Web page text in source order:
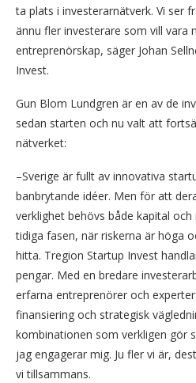
ta plats i investerarnätverk. Vi ser
ännu fler investerare som vill vara
entreprenörskap, säger Johan
Invest.
Gun Blom Lundgren är en av de
sedan starten och nu valt att
nätverket:
–Sverige är fullt av innovativa
banbrytande idéer. Men för att
verklighet behövs både kapital
tidiga fasen, när riskerna är höga
hitta. Tregion Startup Invest
pengar. Med en bredare
erfarna entreprenörer och
finansiering och strategisk
kombinationen som verkligen gör
jag engagerar mig. Ju fler vi är,
vi tillsammans.